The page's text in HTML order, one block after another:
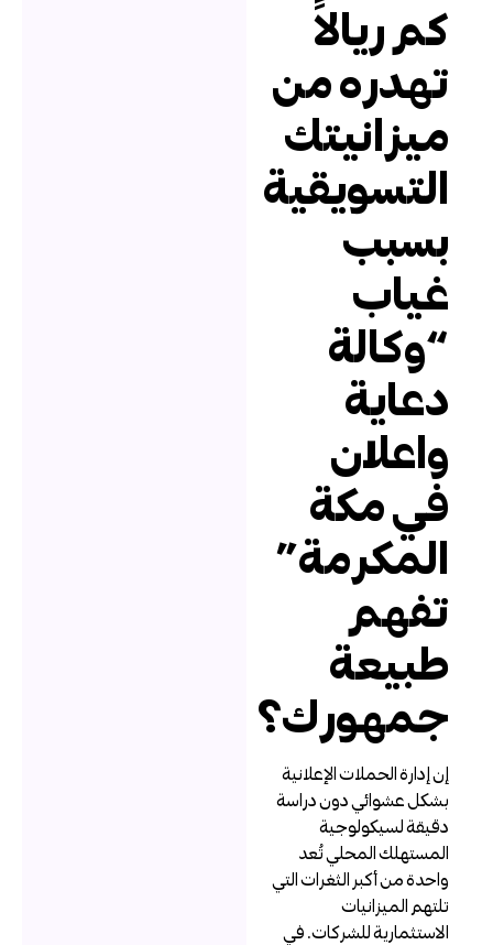
كم ريالاً
تهدره من
ميزانيتك
التسويقية
بسبب
غياب
“وكالة
دعاية
واعلان
في مكة
المكرمة”
تفهم
طبيعة
جمهورك؟
إن إدارة الحملات الإعلانية
بشكل عشوائي دون دراسة
دقيقة لسيكولوجية
المستهلك المحلي تُعد
واحدة من أكبر الثغرات التي
تلتهم الميزانيات
الاستثمارية للشركات. في